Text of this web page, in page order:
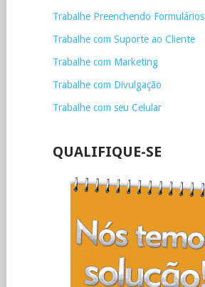
Trabalhe Preenchendo Formulários
Trabalhe com Suporte ao Cliente
Trabalhe com Marketing
Trabalhe com Divulgação
Trabalhe com seu Celular
QUALIFIQUE-SE